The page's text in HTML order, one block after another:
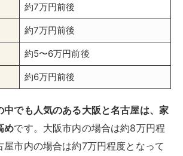
約7万円前後
約7万円前後
約5〜6万円前後
約6万円前後
中でも人気のある大阪と名古屋は、家
めです。大阪市内の場合は約8万円程
屋市内の場合は約7万円程度となって